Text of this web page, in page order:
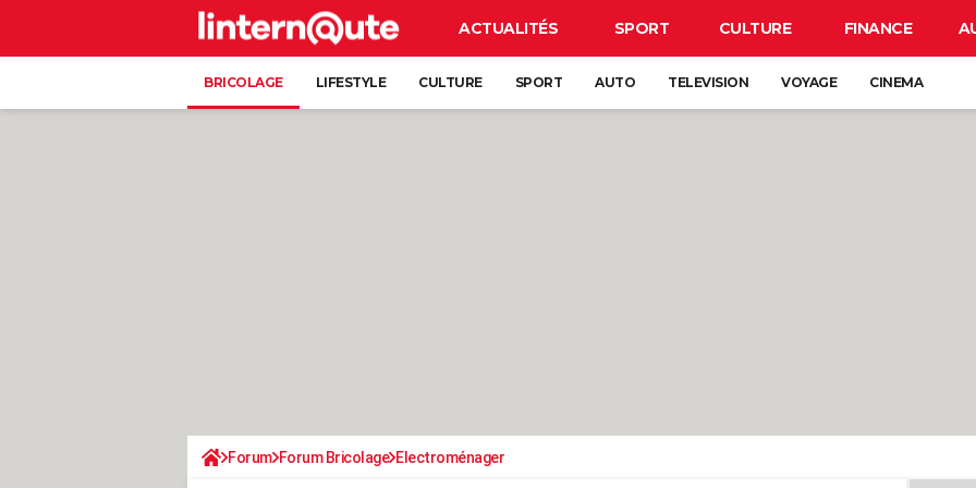
ACTUALITÉS SPORT CULTURE FINANCE
BRICOLAGE LIFESTYLE CULTURE SPORT AUTO TELEVISION VOYAGE CINEMA
Forum Forum Bricolage Electroménager